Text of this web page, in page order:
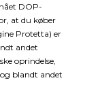
DOP-
at du køber
Protetta) er
andet
oprindelse,
blandt andet